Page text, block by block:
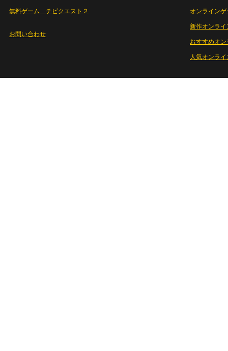
無料ゲーム チビクエスト２
お問い合わせ
オンライン
新作オンライ
おすすめオ
人気オンラ